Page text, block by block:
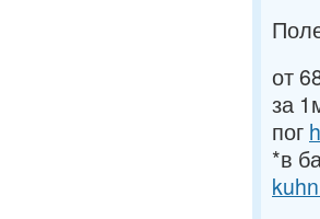
от
за
пог
*в